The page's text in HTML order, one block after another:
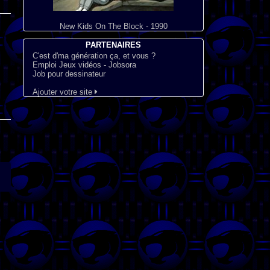
New Kids On The Block - 1990
PARTENAIRES
C'est d'ma génération ça, et vous ?
Emploi Jeux vidéos - Jobsora
Job pour dessinateur
Ajouter votre site